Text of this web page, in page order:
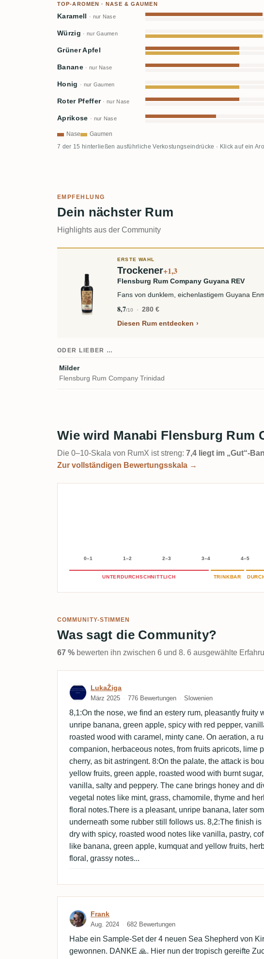
TOP-AROMEN · NASE & GAUMEN
Karamell · nur Nase
Würzig · nur Gaumen
Grüner Apfel
Banane · nur Nase
Honig · nur Gaumen
Roter Pfeffer · nur Nase
Aprikose · nur Nase
Nase Gaumen
7 der 15 hinterließen ausführliche Verkostungseindrücke · Klick auf ein
EMPFEHLUNG
Dein nächster Rum
Highlights aus der Community
ERSTE WAHL
Trockener+1,3
Flensburg Rum Company Guyana REV
Fans von dunklem, eichenlastigem Guyana
8,7/10
280 €
Diesen Rum entdecken
ODER LIEBER …
Milder
Flensburg Rum Company Trinidad
Wie wird Manabi Flensburg Rum
Die 0–10-Skala von RumX ist streng: 7,4 liegt im „Gut“-
Zur vollständigen Bewertungsskala →
0–1 1–2 2–3 3–4 4–5
UNTERDURCHSCHNITTLICH TRINKBAR
COMMUNITY-STIMMEN
Was sagt die Community?
67 % bewerten ihn zwischen 6 und 8. 6 ausgewählte
Bewertung von LukaŽiga
LukaŽiga
März 2025 776 Bewertungen Slowenien
8,1:On the nose, we find an estery rum, pleasantly fruity
unripe banana, green apple, spicy with red pepper,
roasted wood with caramel, minty cane. On aeration, a
companion, herbaceous notes, from fruits apricots, lime
cherry, as bit astringent. 8:On the palate, the attack is
yellow fruits, green apple, roasted wood with burnt
vanilla, salty and peppery. The cane brings honey and
vegetal notes like mint, grass, chamomile, thyme and
floral notes.There is a pleasant, unripe banana, later
underneath some rubber still follows us. 8,2:The finish is
dry with spicy, roasted wood notes like vanilla, pastry,
like banana, green apple, kumquat and yellow fruits,
floral, grassy notes...
Bewertung von Frank
Frank
Aug. 2024 682 Bewertungen
Habe ein Sample-Set der 4 neuen Sea Shepherd von
gewonnen. DANKE 🙏. Hier nun der tropisch gereifte